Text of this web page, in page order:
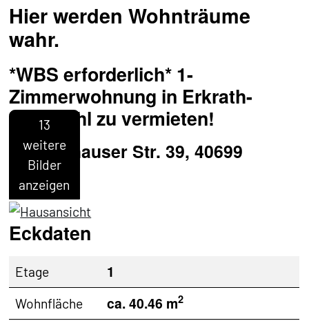
Hier werden Wohnträume
wahr.
*WBS erforderlich* 1-
Zimmerwohnung in Erkrath-
Hochdahl zu vermieten!
Stahlenhauser Str. 39, 40699
Erkrath
13
weitere
Bilder
anzeigen
Eckdaten
Etage 1
Wohnfläche ca. 40.46 m2